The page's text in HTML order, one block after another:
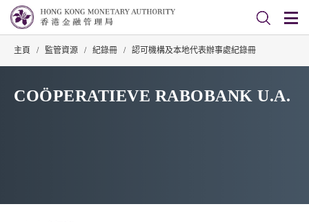
主頁 / 監管資源 / 紀錄冊 / 認可機構及本地代表辦事處紀錄冊
COÖPERATIEVE RABOBANK U.A.